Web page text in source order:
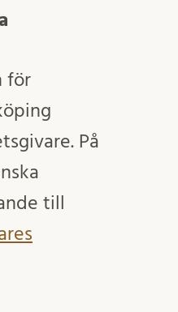
för
På
till